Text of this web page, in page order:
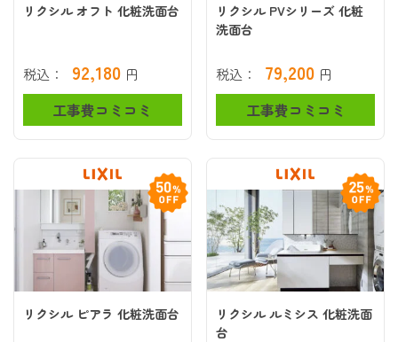
リクシル オフト 化粧洗面台
税込： 92,180 円
工事費コミコミ
リクシル PVシリーズ 化粧
洗面台
税込： 79,200 円
工事費コミコミ
リクシル ピアラ 化粧洗面台
リクシル ルミシス 化粧洗面
台